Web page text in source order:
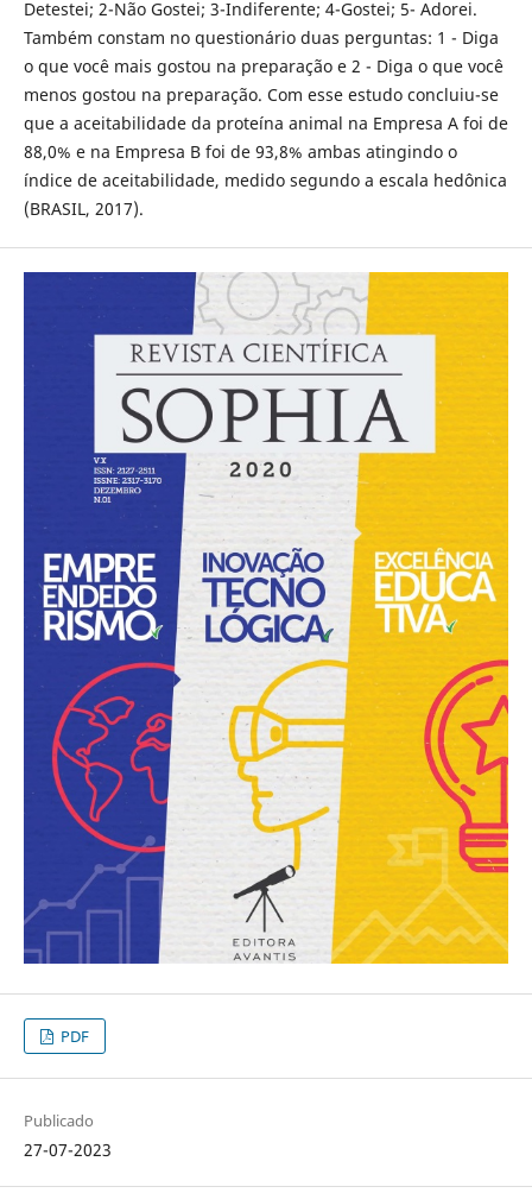
Detestei; 2-Não Gostei; 3-Indiferente; 4-Gostei; 5- Adorei.
Também constam no questionário duas perguntas: 1 - Diga
o que você mais gostou na preparação e 2 - Diga o que você
menos gostou na preparação. Com esse estudo concluiu-se
que a aceitabilidade da proteína animal na Empresa A foi de
88,0% e na Empresa B foi de 93,8% ambas atingindo o
índice de aceitabilidade, medido segundo a escala hedônica
(BRASIL, 2017).
PDF
Publicado
27-07-2023